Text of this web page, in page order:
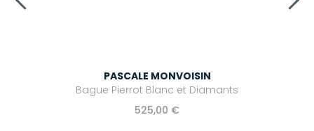
PASCALE MONVOISIN
Bague Pierrot Blanc et Diamants
525,00 €